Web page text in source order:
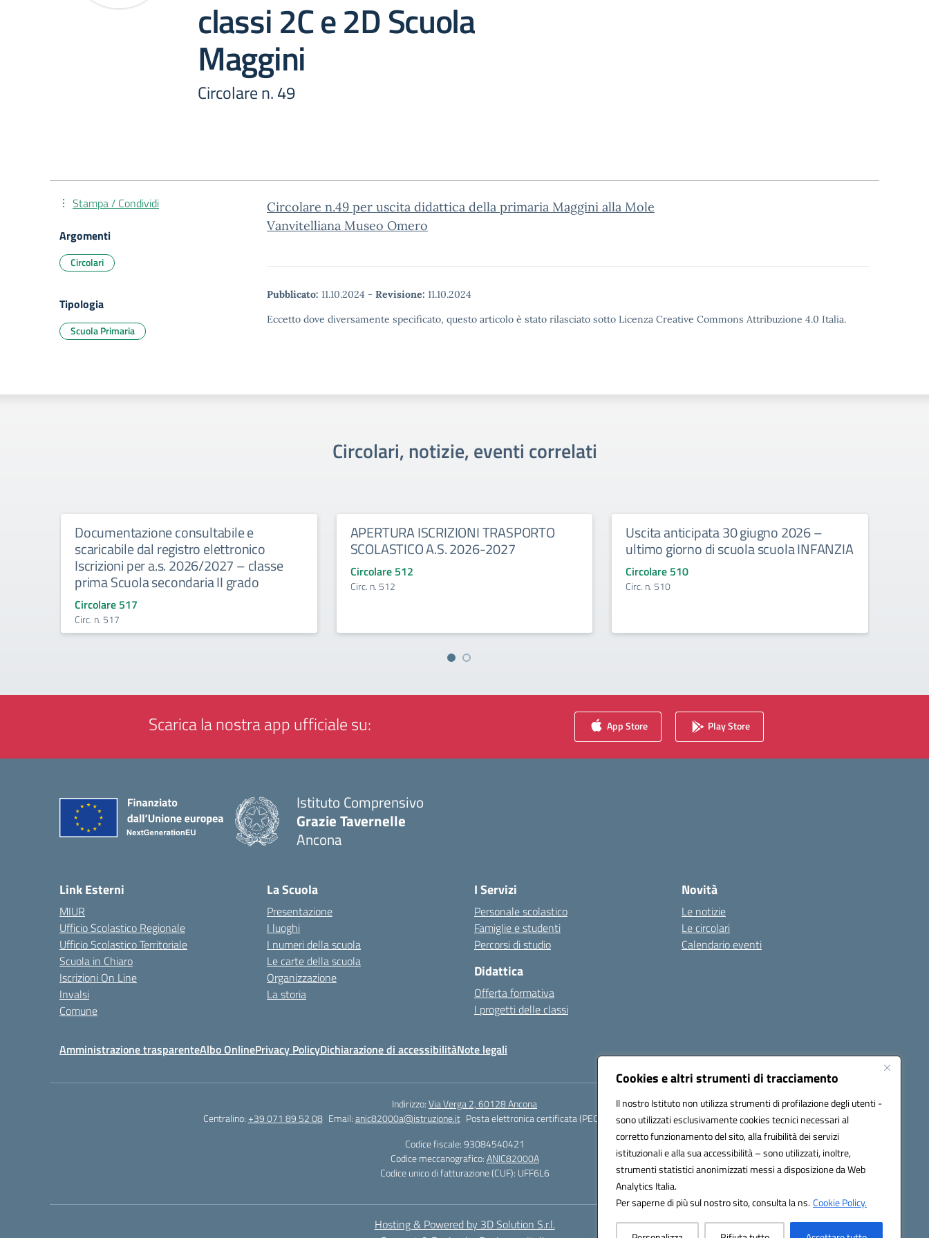
Cookies e altri strumenti di tracciamento
Il nostro Istituto non utilizza strumenti di profilazione degli utenti -
sono utilizzati esclusivamente cookies tecnici necessari al
corretto funzionamento del sito, alla fruibilità dei servizi
istituzionali e alla sua accessibilità – sono utilizzati, inoltre,
strumenti statistici anonimizzati messi a disposizione da Web
Analytics Italia.
Per saperne di più sul nostro sito, consulta la ns.Cookie Policy.
classi 2C e 2D Scuola
Maggini
Circolare n. 49
Circolare n.49 per uscita didattica della primaria Maggini alla Mole
Vanvitelliana Museo Omero
Pubblicato: 11.10.2024 - Revisione: 11.10.2024
Eccetto dove diversamente specificato, questo articolo è stato rilasciato sotto Licenza Creative Commons Attribuzione 4.0 Italia.
Stampa / Condividi
Argomenti
Circolari
Tipologia
Scuola Primaria
Circolari, notizie, eventi correlati
Documentazione consultabile e
scaricabile dal registro elettronico
Iscrizioni per a.s. 2026/2027 – classe
prima Scuola secondaria II grado
Circolare 517
Circ. n. 517
APERTURA ISCRIZIONI TRASPORTO
SCOLASTICO A.S. 2026-2027
Circolare 512
Circ. n. 512
Uscita anticipata 30 giugno 2026 –
ultimo giorno di scuola scuola INFANZIA
Circolare 510
Circ. n. 510
Scarica la nostra app ufficiale su: App Store Play Store
Istituto Comprensivo
Grazie Tavernelle
Ancona
Link Esterni
MIUR
Ufficio Scolastico Regionale
Ufficio Scolastico Territoriale
Scuola in Chiaro
Iscrizioni On Line
Invalsi
Comune
La Scuola
Presentazione
I luoghi
I numeri della scuola
Le carte della scuola
Organizzazione
La storia
I Servizi
Personale scolastico
Famiglie e studenti
Percorsi di studio
Didattica
Offerta formativa
I progetti delle classi
Novità
Le notizie
Le circolari
Calendario eventi
Amministrazione trasparenteAlbo OnlinePrivacy PolicyDichiarazione di accessibilitàNote legali
Indirizzo:Via Verga 2, 60128 Ancona
Centralino:+39 071 89 52 08 Email:anic82000a@istruzione.it Posta elettronica certificata (PEC):
anic82000a@pec.istruzione.it
Codice fiscale: 93084540421
Codice meccanografico:ANIC82000A
Codice unico di fatturazione (CUF): UFF6L6
Hosting & Powered by 3D Solution S.r.l.